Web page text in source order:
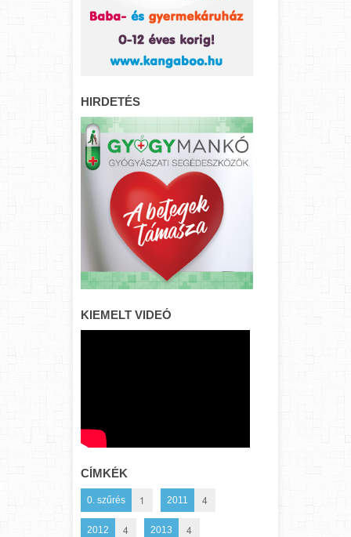
HIRDETÉS
KIEMELT VIDEÓ
CÍMKÉK
0. szűrés 1 2011 4
2012 4 2013 4